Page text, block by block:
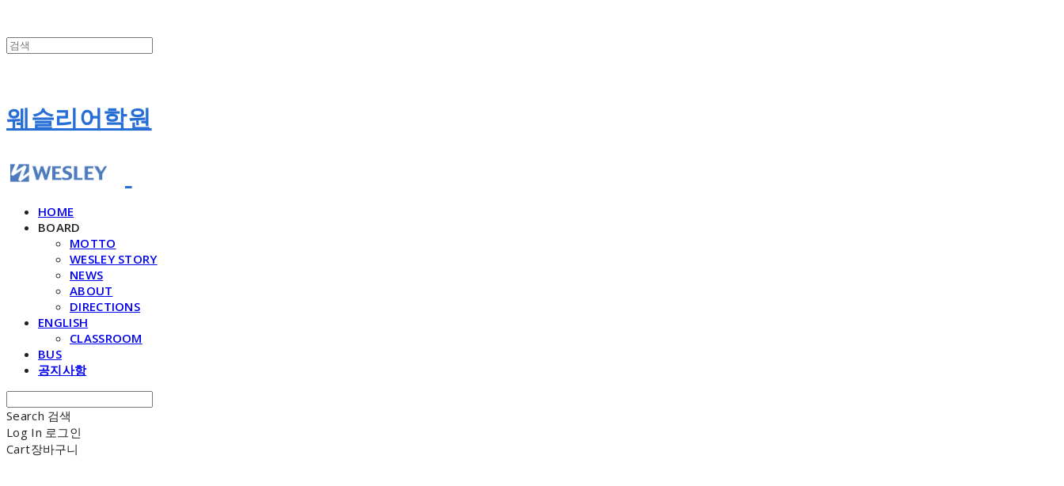
웨슬리어학원
HOME
BOARD
MOTTO
WESLEY STORY
NEWS
ABOUT
DIRECTIONS
ENGLISH
CLASSROOM
BUS
공지사항
Search 검색
Log In 로그인
Cart장바구니